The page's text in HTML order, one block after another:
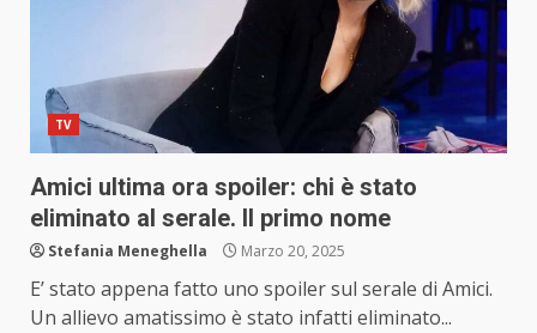
TV
Amici ultima ora spoiler: chi è stato
eliminato al serale. Il primo nome
Stefania Meneghella Marzo 20, 2025
E’ stato appena fatto uno spoiler sul serale di Amici.
Un allievo amatissimo è stato infatti eliminato...